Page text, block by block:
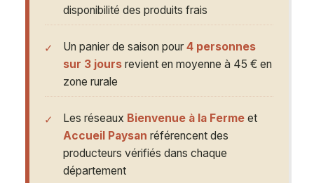
disponibilité des produits frais
Un panier de saison pour 4 personnes
sur 3 jours revient en moyenne à 45 € en
zone rurale
Les réseaux Bienvenue à la Ferme et
Accueil Paysan référencent des
producteurs vérifiés dans chaque
département